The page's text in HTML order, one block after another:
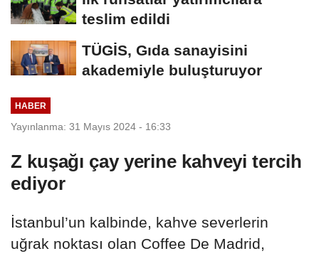
teslim edildi
TÜGİS, Gıda sanayisini
akademiyle buluşturuyor
HABER
Yayınlanma: 31 Mayıs 2024 - 16:33
Z kuşağı çay yerine kahveyi tercih
ediyor
İstanbul’un kalbinde, kahve severlerin
uğrak noktası olan Coffee De Madrid,